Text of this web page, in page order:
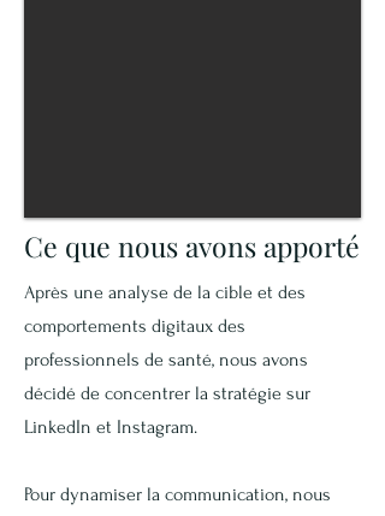
Ce que nous avons apporté
Après une analyse de la cible et des
comportements digitaux des
professionnels de santé, nous avons
décidé de concentrer la stratégie sur
LinkedIn et Instagram.
Pour dynamiser la communication, nous